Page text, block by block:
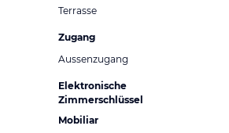
Terrasse
Zugang
Aussenzugang
Elektronische
Zimmerschlüssel
Mobiliar